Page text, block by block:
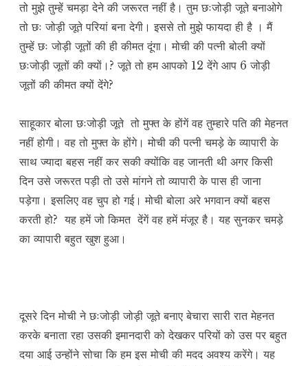
तो मुझे तुम्हें चमड़ा देने की जरूरत नहीं है। तुम छःजोड़ी जूते बनाओगे
तो छः जोड़ी जूते परियां बना देगी। इससे तो मुझे फायदा ही है । मैं
तुम्हें छः जोड़ी जूतों की ही कीमत दूंगा। मोची की पत्नी बोली क्यों
छःजोड़ी जूतों की क्यों।? जूते तो हम आपको 12 देंगे आप 6 जोड़ी
जूतों की कीमत क्यों देंगे?
साहूकार बोला छःजोड़ी जूते तो मुफ्त के होंगें वह तुम्हारे पति की मेहनत
नहीं होगी। वह तो मुफ्त के होंगे। मोची की पत्नी चमड़े के व्यापारी के
साथ ज्यादा बहस नहीं कर सकी क्योंकि वह जानती थी अगर किसी
दिन उसे जरूरत पड़ी तो उसे मांगने तो व्यापारी के पास ही जाना
पड़ेगा। इसलिए वह चुप हो गई। मोची बोला अरे भगवान क्यों बहस
करती हो? यह हमें जो किमत देंगें वह हमें मंजूर है। यह सुनकर चमड़े
का व्यापारी बहुत खुश हुआ।
दूसरे दिन मोची ने छःजोड़ी जोड़ी जूते बनाए बेचारा सारी रात मेहनत
करके बनाता रहा उसकी इमानदारी को देखकर परियों को उस पर बहुत
दया आई उन्होंने सोचा कि हम इस मोची की मदद अवश्य करेंगे। यह